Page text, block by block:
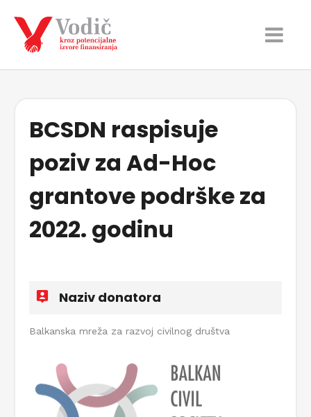
BCSDN raspisuje
poziv za Ad-Hoc
grantove podrške za
2022. godinu
Naziv donatora
Balkanska mreža za razvoj civilnog društva